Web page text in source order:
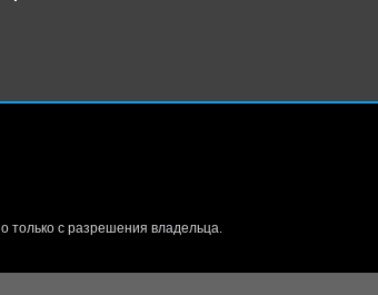
только с разрешения владельца.